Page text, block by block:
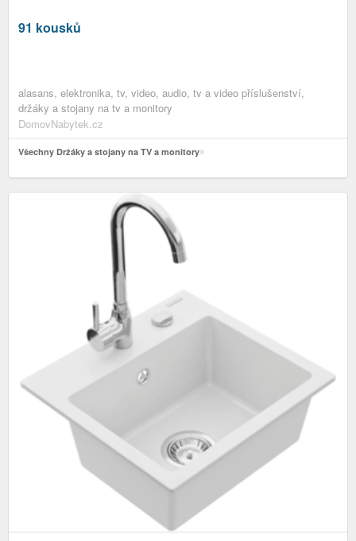
91 kousků
alasans, elektronika, tv, video, audio, tv a video příslušenství,
držáky a stojany na tv a monitory
DomovNabytek.cz
Všechny Držáky a stojany na TV a monitory